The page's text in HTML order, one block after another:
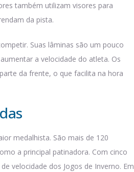
também utilizam visores para
da pista.
Suas lâminas são um pouco
a velocidade do atleta. Os
da frente, o que facilita na hora
medalhista. São mais de 120
a principal patinadora. Com cinco
velocidade dos Jogos de Inverno. Em